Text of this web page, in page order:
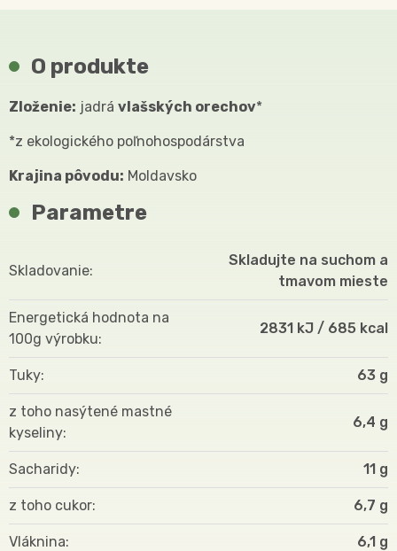
O produkte
Zloženie: jadrá vlašských orechov*
*z ekologického poľnohospodárstva
Krajina pôvodu: Moldavsko
Parametre
Skladovanie
Skladujte na suchom a
tmavom mieste
Energetická hodnota na
100g výrobku
2831 kJ / 685 kcal
Tuky 63 g
z toho nasýtené mastné
kyseliny
6,4 g
Sacharidy 11 g
z toho cukor 6,7 g
Vláknina 6,1 g